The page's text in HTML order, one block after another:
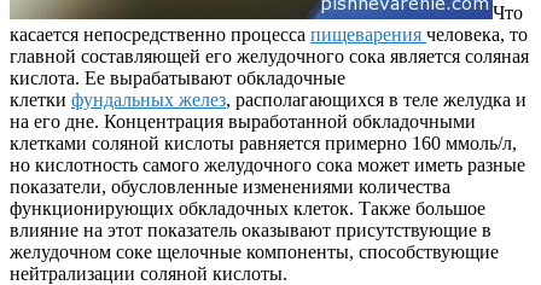
Что
касается непосредственно процесса пищеварения человека, то
главной составляющей его желудочного сока является соляная
кислота. Ее вырабатывают обкладочные
клетки фундальных желез, располагающихся в теле желудка и
на его дне. Концентрация выработанной обкладочными
клетками соляной кислоты равняется примерно 160 ммоль/л,
но кислотность самого желудочного сока может иметь разные
показатели, обусловленные изменениями количества
функционирующих обкладочных клеток. Также большое
влияние на этот показатель оказывают присутствующие в
желудочном соке щелочные компоненты, способствующие
нейтрализации соляной кислоты.